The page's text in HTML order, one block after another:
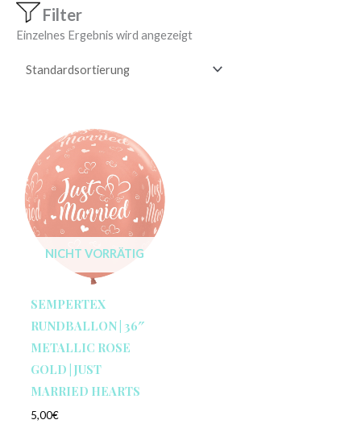
Filter
Einzelnes Ergebnis wird angezeigt
NICHT VORRÄTIG
SEMPERTEX
RUNDBALLON | 36″
METALLIC ROSE
GOLD | JUST
MARRIED HEARTS
5,00€